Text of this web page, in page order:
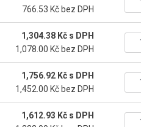
766.53 Kč bez DPH
1,304.38 Kč s DPH
1,078.00 Kč bez DPH
1,756.92 Kč s DPH
1,452.00 Kč bez DPH
1,612.93 Kč s DPH